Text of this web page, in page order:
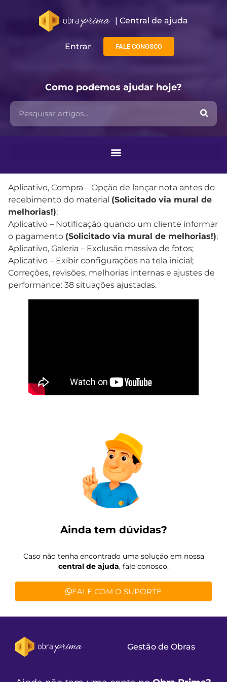
| Central de ajuda​
Entrar FALE CONOSCO
Como podemos ajudar hoje?
Aplicativo, Compra – Opção de lançar nota antes do
recebimento do material (Solicitado via mural de
melhorias!);
Aplicativo – Notificação quando um cliente informar
o pagamento (Solicitado via mural de melhorias!);
Aplicativo, Galeria – Exclusão massiva de fotos;
Aplicativo – Exibir configurações na tela inicial;
Correções, revisões, melhorias internas e ajustes de
performance: 38 situações ajustadas.
Ainda tem dúvidas?
Caso não tenha encontrado uma solução em nossa
central de ajuda, fale conosco.
FALE COM O SUPORTE
Gestão de Obras